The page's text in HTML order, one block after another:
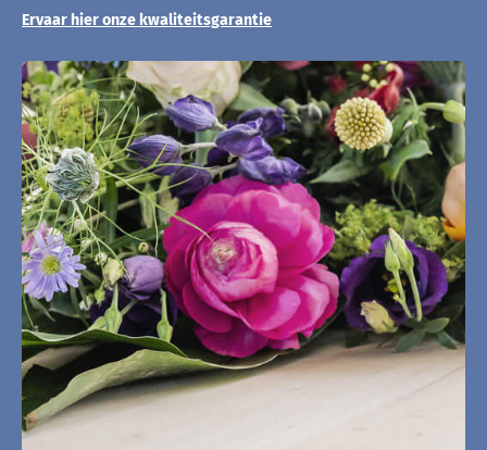
Ervaar hier onze kwaliteitsgarantie